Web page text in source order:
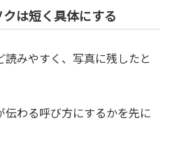
は短く具体にする
みやすく、写真に残したと
わる呼び方にするかを先に